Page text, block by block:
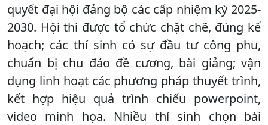
quyết đại hội đảng bộ các cấp nhiệm kỳ 2025-
2030. Hội thi được tổ chức chặt chẽ, đúng kế
hoạch; các thí sinh có sự đầu tư công phu,
chuẩn bị chu đáo đề cương, bài giảng; vận
dụng linh hoạt các phương pháp thuyết trình,
kết hợp hiệu quả trình chiếu powerpoint,
video minh họa. Nhiều thí sinh chọn bài